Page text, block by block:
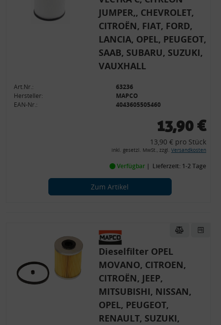
JUMPER,, CHEVROLET,
CITROËN, FIAT, FORD,
LANCIA, OPEL, PEUGEOT,
SAAB, SUBARU, SUZUKI,
VAUXHALL
Art.Nr.:
63236
Hersteller:
MAPCO
EAN-Nr.:
4043605505460
13,90 €
13,90 € pro Stück
inkl. gesetzl. MwSt., zzgl. Versandkosten
Verfügbar Lieferzeit: 1-2 Tage
Zum Artikel
Dieselfilter OPEL
MOVANO, CITROEN,
CITROËN, JEEP,
MITSUBISHI, NISSAN,
OPEL, PEUGEOT,
RENAULT, SUZUKI,